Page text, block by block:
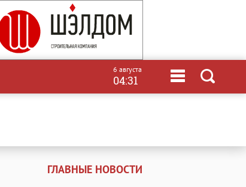
6 августа
04:31
ГЛАВНЫЕ НОВОСТИ